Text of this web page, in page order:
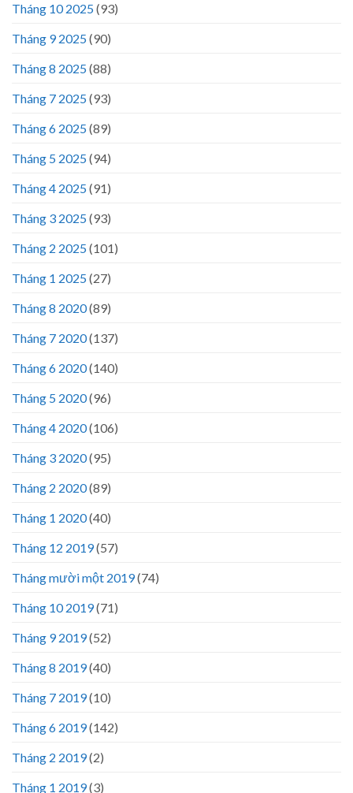
Tháng 10 2025(93)
Tháng 9 2025(90)
Tháng 8 2025(88)
Tháng 7 2025(93)
Tháng 6 2025(89)
Tháng 5 2025(94)
Tháng 4 2025(91)
Tháng 3 2025(93)
Tháng 2 2025(101)
Tháng 1 2025(27)
Tháng 8 2020(89)
Tháng 7 2020(137)
Tháng 6 2020(140)
Tháng 5 2020(96)
Tháng 4 2020(106)
Tháng 3 2020(95)
Tháng 2 2020(89)
Tháng 1 2020(40)
Tháng 12 2019(57)
Tháng mười một 2019(74)
Tháng 10 2019(71)
Tháng 9 2019(52)
Tháng 8 2019(40)
Tháng 7 2019(10)
Tháng 6 2019(142)
Tháng 2 2019(2)
Tháng 1 2019(3)